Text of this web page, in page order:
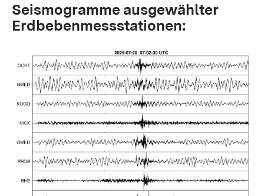
Seismogramme ausgewählter
Erdbebenmessstationen: